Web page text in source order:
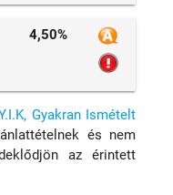
4,50%
Gyakran Ismételt
és nem
az érintett